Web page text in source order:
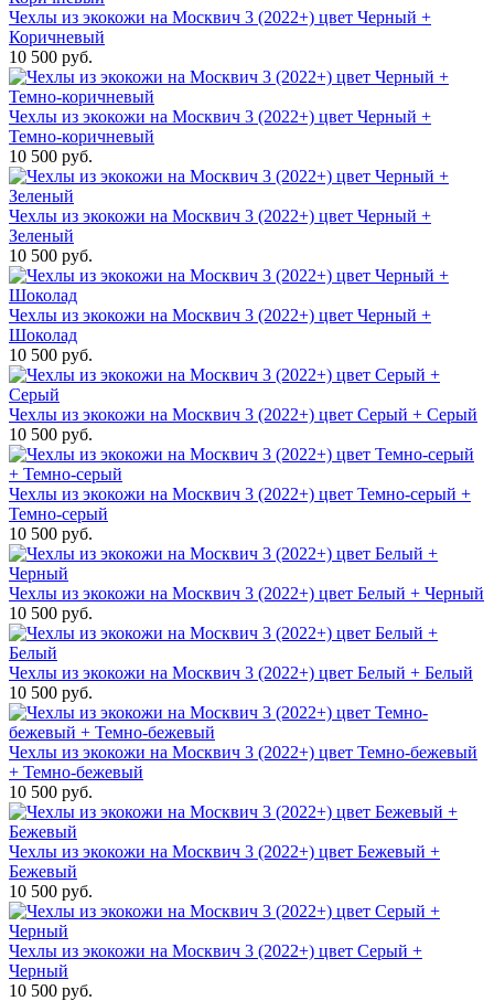
Чехлы из экокожи на Москвич 3 (2022+) цвет Черный +
Коричневый
10 500 руб.
Чехлы из экокожи на Москвич 3 (2022+) цвет Черный +
Темно-коричневый
10 500 руб.
Чехлы из экокожи на Москвич 3 (2022+) цвет Черный +
Зеленый
10 500 руб.
Чехлы из экокожи на Москвич 3 (2022+) цвет Черный +
Шоколад
10 500 руб.
Чехлы из экокожи на Москвич 3 (2022+) цвет Серый + Серый
10 500 руб.
Чехлы из экокожи на Москвич 3 (2022+) цвет Темно-серый +
Темно-серый
10 500 руб.
Чехлы из экокожи на Москвич 3 (2022+) цвет Белый + Черный
10 500 руб.
Чехлы из экокожи на Москвич 3 (2022+) цвет Белый + Белый
10 500 руб.
Чехлы из экокожи на Москвич 3 (2022+) цвет Темно-бежевый
+ Темно-бежевый
10 500 руб.
Чехлы из экокожи на Москвич 3 (2022+) цвет Бежевый +
Бежевый
10 500 руб.
Чехлы из экокожи на Москвич 3 (2022+) цвет Серый +
Черный
10 500 руб.